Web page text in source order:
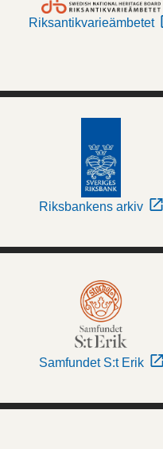
Riksantikvarieämbetet
Riksbankens arkiv
Samfundet S:t Erik